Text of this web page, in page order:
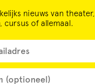
nieuws van theater,
cursus of allemaal.